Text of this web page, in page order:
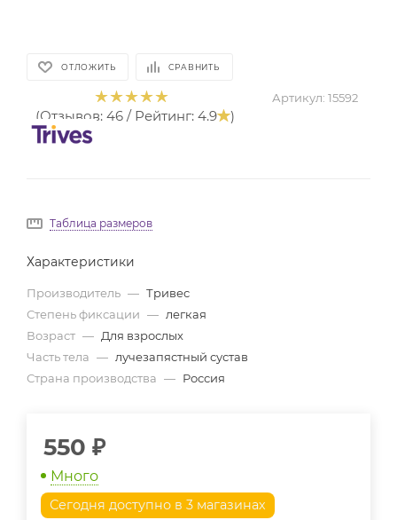
ОТЛОЖИТЬ СРАВНИТЬ
(Отзывов: 46 / Рейтинг: 4.9 )
Артикул: 15592
Таблица размеров
Характеристики
Производитель — Тривес
Степень фиксации — легкая
Возраст — Для взрослых
Часть тела — лучезапястный сустав
Страна производства — Россия
550 ₽
Много
Сегодня доступно в 3 магазинах